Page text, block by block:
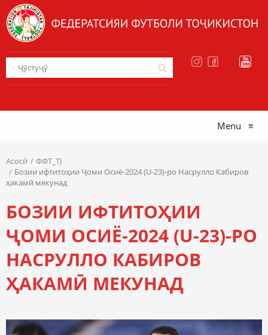
Menu ≡
Асосӣ
ФФТ_TJ
Бозии ифтитоҳии Ҷоми Осиё-2024 (U-23)-ро Насрулло Кабиров
ҳакамӣ мекунад
БОЗИИ ИФТИТОҲИИ
ҶОМИ ОСИЁ-2024 (U-23)-РО
НАСРУЛЛО КАБИРОВ
ҲАКАМӢ МЕКУНАД